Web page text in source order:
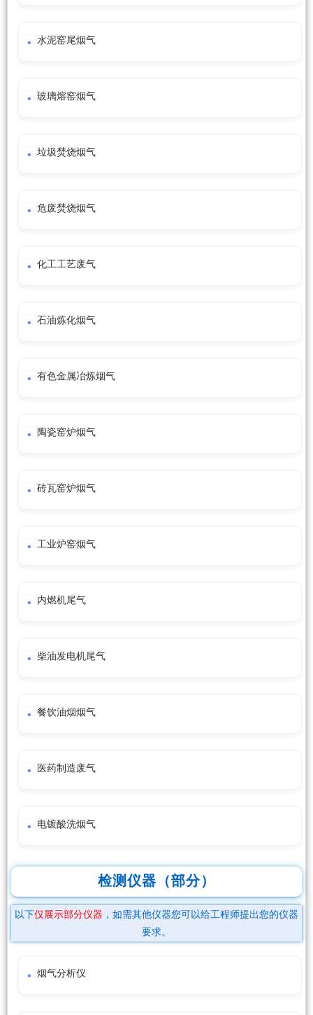
水泥窑尾烟气
玻璃熔窑烟气
垃圾焚烧烟气
危废焚烧烟气
化工工艺废气
石油炼化烟气
有色金属冶炼烟气
陶瓷窑炉烟气
砖瓦窑炉烟气
工业炉窑烟气
内燃机尾气
柴油发电机尾气
餐饮油烟烟气
医药制造废气
电镀酸洗烟气
检测仪器（部分）
以下仅展示部分仪器 ，如需其他仪器您可以给工程师提出您的仪器
要求。
烟气分析仪